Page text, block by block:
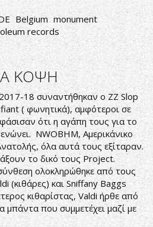
Belgium monument
records
ΚΟΨΗ
18 συναντήθηκαν ο ZZ Slop
( φωνητικά), αμφότεροι σε
ότι η αγάπη τους για το
NWOBHM, Αμερικάνικο
όλα αυτά τους εξίταραν.
το δικό τους Project.
ολοκληρώθηκε από τους
(κιθάρες) και Sniffany Baggs
κιθαρίστας, Valdi ήρθε από
μπάντα που συμμετέχει μαζί με